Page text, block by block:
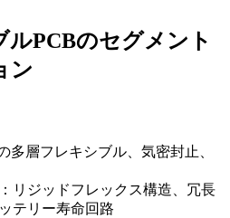
ルPCBのセグメント
ン
多層フレキシブル、気密封止、
：リジッドフレックス構造、冗長
テリー寿命回路